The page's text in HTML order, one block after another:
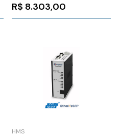
R$ 8.303,00
HMS